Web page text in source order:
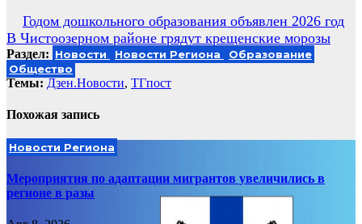
Навигация
по
записям
Годом дошкольного образования объявлен 2026 год
В Чистоозерном районе грядут крещенские морозы
Раздел: Новости Новости Региона
Образование
Общество
Темы: Дзен.Новости, ТГпост
Похожая запись
Новости Региона
Мероприятия по адаптации мигрантов увеличились в
регионе в разы